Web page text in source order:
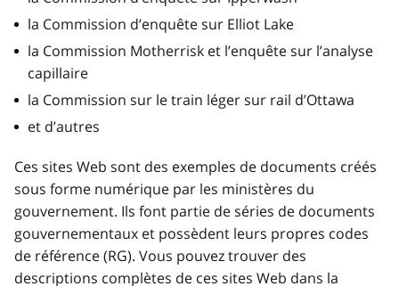
la Commission d’enquête sur Elliot Lake
la Commission Motherrisk et l’enquête sur l’analyse
capillaire
la Commission sur le train léger sur rail d’Ottawa
et d’autres
Ces sites Web sont des exemples de documents créés
sous forme numérique par les ministères du
gouvernement. Ils font partie de séries de documents
gouvernementaux et possèdent leurs propres codes
de référence (RG). Vous pouvez trouver des
descriptions complètes de ces sites Web dans la